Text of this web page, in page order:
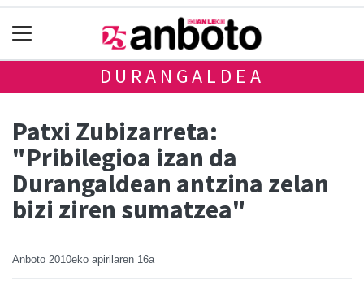
DURANGALDEA
Patxi Zubizarreta:
"Pribilegioa izan da
Durangaldean antzina zelan
bizi ziren sumatzea"
Anboto 2010eko apirilaren 16a